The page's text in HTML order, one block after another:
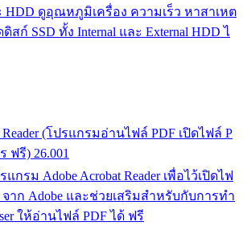
HDD ดูอุณหภูมิเครื่อง ความเร็ว หาสาเหต
สก์ SSD ทั้ง Internal และ External HDD ไ
Reader (โปรแกรมอ่านไฟล์ PDF เปิดไฟล์ P
ฟรี) 26.001
กรม Adobe Acrobat Reader เพื่อไว้เปิดไฟ
จาก Adobe และช่วยเสริมสำหรับกับการทำ
ให้อ่านไฟล์ PDF ได้ ฟรี